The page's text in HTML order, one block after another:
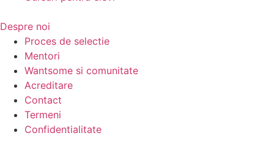
Despre noi
Proces de selectie
Mentori
Wantsome si comunitate
Acreditare
Contact
Termeni
Confidentialitate